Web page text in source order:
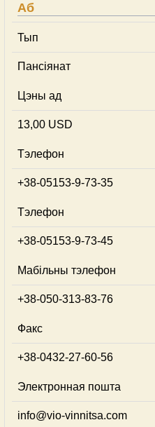
Аб
Тып
Пансіянат
Цэны ад
13,00 USD
Тэлефон
+38-05153-9-73-35
Тэлефон
+38-05153-9-73-45
Мабільны тэлефон
+38-050-313-83-76
Факс
+38-0432-27-60-56
Электронная пошта
info@vio-vinnitsa.com